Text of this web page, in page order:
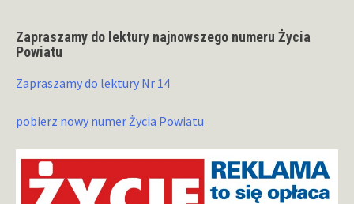
Zapraszamy do lektury najnowszego numeru Życia
Powiatu
Zapraszamy do lektury Nr 14
pobierz nowy numer Życia Powiatu